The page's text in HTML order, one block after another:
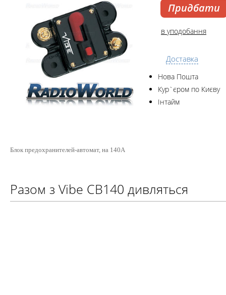
Придбати
в уподобання
Доставка
Нова Пошта
Кур`єром по Києву
Інтайм
Блок предохранителей-автомат, на 140А
Разом з Vibe CB140 дивляться